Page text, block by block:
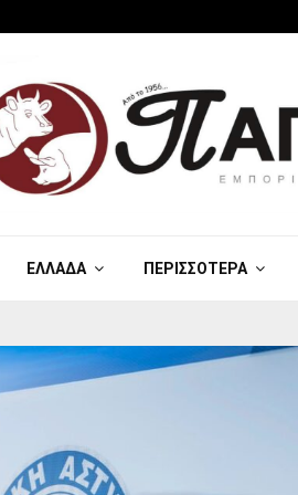
ΕΛΛΆΔΑ ΠΕΡΙΣΣΌΤΕΡΑ